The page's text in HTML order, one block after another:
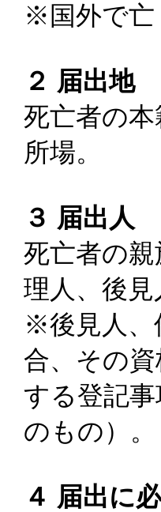
※国外で亡
２ 届出地
死亡者の
所場。
３ 届出人
死亡者の
理人、後
※後見人、
合、その資
する登記
のもの）。
４ 届出に